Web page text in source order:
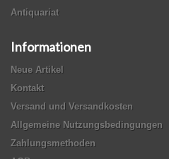
Antiquariat
Informationen
Neue Artikel
Kontakt
Versand und Versandkosten
Allgemeine Nutzungsbedingungen
Zahlungsmethoden